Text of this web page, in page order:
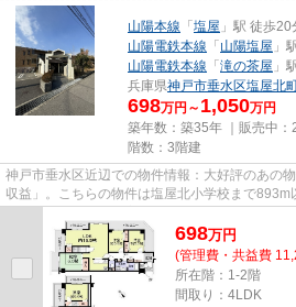
山陽本線 「 塩屋 」駅 徒歩20
山陽電鉄本線 「 山陽塩屋 」
山陽電鉄本線 「 滝の茶屋 」
兵庫県神戸市垂水区塩屋北
698万円～ 1,050万円
築年数：築35年 ｜販売中：
階数：3階建
神戸市垂水区近辺での物件情報：大好評のあの
収益」。こちらの物件は塩屋北小学校まで
698万円
(管理費・共益費
所在階：1-2階
間取り：4LDK